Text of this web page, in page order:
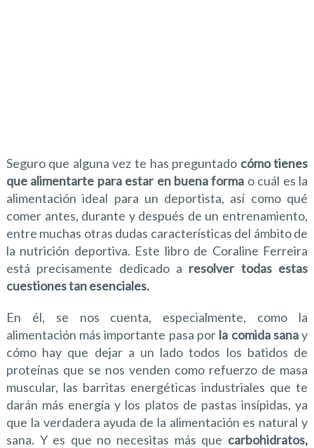
Seguro que alguna vez te has preguntado cómo tienes
que alimentarte para estar en buena forma o cuál es la
alimentación ideal para un deportista, así como qué
comer antes, durante y después de un entrenamiento,
entre muchas otras dudas características del ámbito de
la nutrición deportiva. Este libro de Coraline Ferreira
está precisamente dedicado a resolver todas estas
cuestiones tan esenciales.
En él, se nos cuenta, especialmente, como la
alimentación más importante pasa por la comida sanay
cómo hay que dejar a un lado todos los batidos de
proteínas que se nos venden como refuerzo de masa
muscular, las barritas energéticas industriales que te
darán más energía y los platos de pastas insípidas, ya
que la verdadera ayuda de la alimentación es natural y
sana. Y es que no necesitas más que carbohidratos,